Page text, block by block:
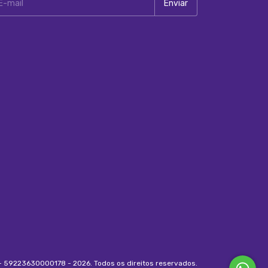
59223630000178 - 2026. Todos os direitos reservados.